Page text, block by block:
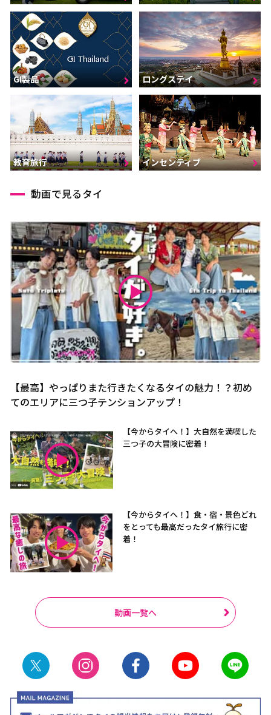
GI製品 ロングステイ
教育旅行 インセンティブ
動画で見るタイ
【最高】やっぱりまた行きたくなるタイの魅力！？初め
てのエリアに三つ子テンションアップ！
【今からタイへ！】大自然を満喫した
三つ子の大冒険に密着！
【今からタイへ！】食・宿・景色どれ
をとっても最高だったタイ旅行に密
着！
動画一覧へ